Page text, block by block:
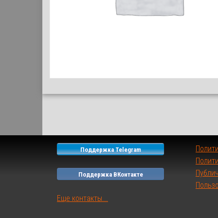
Поддержка Telegram
Поддержка ВКонтакте
Еще контакты...